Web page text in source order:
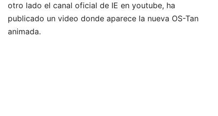
otro lado el canal oficial de IE en youtube, ha
publicado un video donde aparece la nueva OS-Tan
animada.